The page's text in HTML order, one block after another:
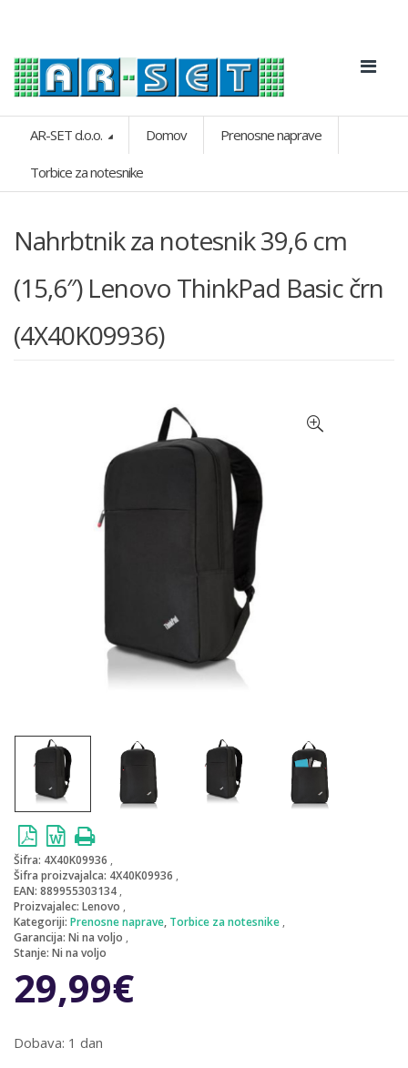
AR-SET d.o.o. Domov Prenosne naprave
Torbice za notesnike
Nahrbtnik za notesnik 39,6 cm
(15,6″) Lenovo ThinkPad Basic črn
(4X40K09936)
Šifra: 4X40K09936
Šifra proizvajalca: 4X40K09936
EAN: 889955303134
Proizvajalec: Lenovo
Kategoriji: Prenosne naprave, Torbice za notesnike
Garancija: Ni na voljo
Stanje: Ni na voljo
29,99€
Dobava: 1 dan